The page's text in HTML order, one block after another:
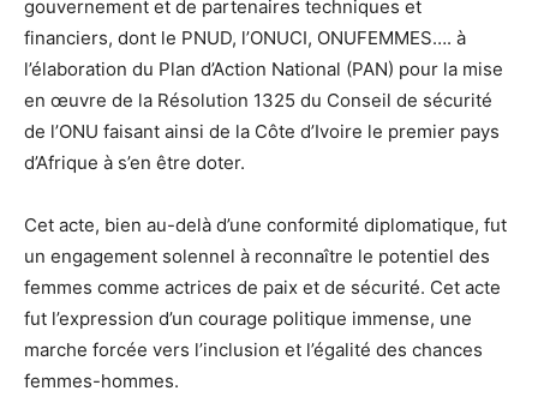
gouvernement et de partenaires techniques et
financiers, dont le PNUD, l’ONUCI, ONUFEMMES…. à
l’élaboration du Plan d’Action National (PAN) pour la mise
en œuvre de la Résolution 1325 du Conseil de sécurité
de l’ONU faisant ainsi de la Côte d’Ivoire le premier pays
d’Afrique à s’en être doter.
Cet acte, bien au-delà d’une conformité diplomatique, fut
un engagement solennel à reconnaître le potentiel des
femmes comme actrices de paix et de sécurité. Cet acte
fut l’expression d’un courage politique immense, une
marche forcée vers l’inclusion et l’égalité des chances
femmes-hommes.